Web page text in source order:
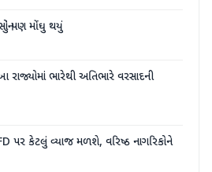
પણ મોંઘુ થયું
ભારેથી અતિભારે વરસાદની
પર કેટલું વ્યાજ મળશે, વરિષ્ઠ નાગરિકોને